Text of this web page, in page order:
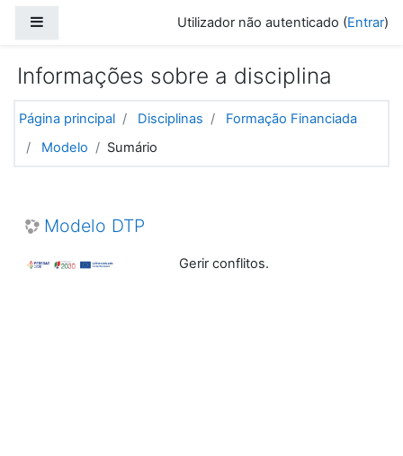
Utilizador não autenticado (Entrar)
Informações sobre a disciplina
Página principal Disciplinas
Formação Financiada
Modelo
Sumário
Modelo DTP
Gerir conflitos.